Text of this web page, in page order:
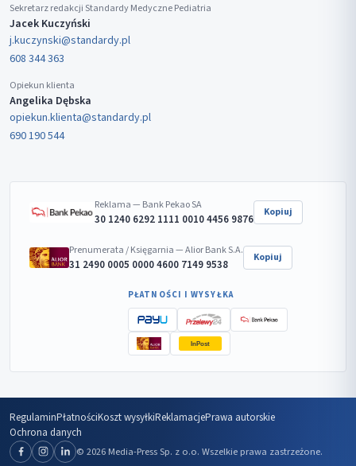
Sekretarz redakcji Standardy Medyczne Pediatria
Jacek Kuczyński
j.kuczynski@standardy.pl
608 344 363
Opiekun klienta
Angelika Dębska
opiekun.klienta@standardy.pl
690 190 544
Reklama — Bank Pekao SA
30 1240 6292 1111 0010 4456 9876 Kopiuj
Prenumerata / Księgarnia — Alior Bank S.A.
31 2490 0005 0000 4600 7149 9538 Kopiuj
PŁATNOŚCI I WYSYŁKA
InPost
RegulaminPłatnościKoszt wysyłkiReklamacjePrawa autorskie
Ochrona danych
© 2026 Media-Press Sp. z o.o. Wszelkie prawa zastrzeżone.